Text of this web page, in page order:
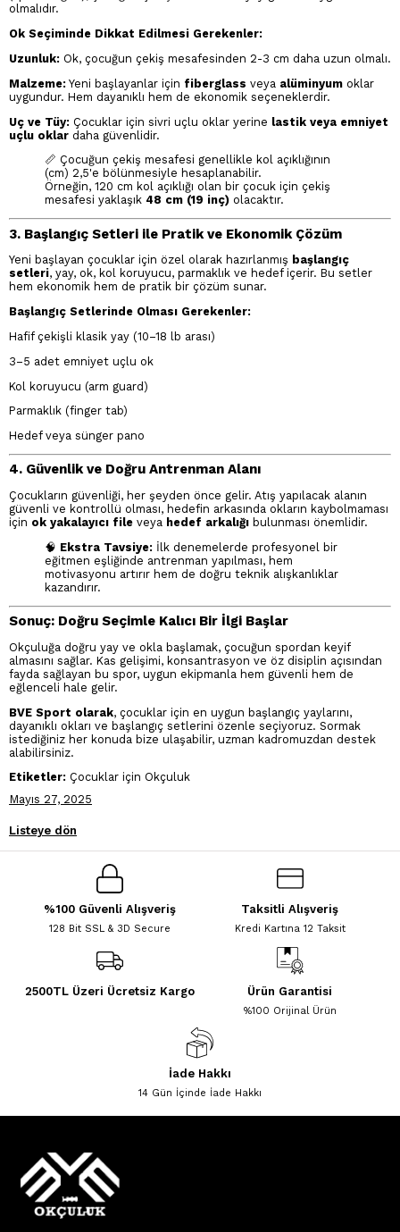
olmalıdır.
Ok Seçiminde Dikkat Edilmesi Gerekenler:
Uzunluk: Ok, çocuğun çekiş mesafesinden 2-3 cm daha uzun olmalı.
Malzeme: Yeni başlayanlar için fiberglass veya alüminyum oklar
uygundur. Hem dayanıklı hem de ekonomik seçeneklerdir.
Uç ve Tüy: Çocuklar için sivri uçlu oklar yerine lastik veya emniyet
uçlu oklar daha güvenlidir.
📏 Çocuğun çekiş mesafesi genellikle kol açıklığının
(cm) 2,5'e bölünmesiyle hesaplanabilir.
Örneğin, 120 cm kol açıklığı olan bir çocuk için çekiş
mesafesi yaklaşık 48 cm (19 inç) olacaktır.
3. Başlangıç Setleri ile Pratik ve Ekonomik Çözüm
Yeni başlayan çocuklar için özel olarak hazırlanmış başlangıç
setleri, yay, ok, kol koruyucu, parmaklık ve hedef içerir. Bu setler
hem ekonomik hem de pratik bir çözüm sunar.
Başlangıç Setlerinde Olması Gerekenler:
Hafif çekişli klasik yay (10–18 lb arası)
3–5 adet emniyet uçlu ok
Kol koruyucu (arm guard)
Parmaklık (finger tab)
Hedef veya sünger pano
4. Güvenlik ve Doğru Antrenman Alanı
Çocukların güvenliği, her şeyden önce gelir. Atış yapılacak alanın
güvenli ve kontrollü olması, hedefin arkasında okların kaybolmaması
için ok yakalayıcı file veya hedef arkalığı bulunması önemlidir.
🧠 Ekstra Tavsiye: İlk denemelerde profesyonel bir
eğitmen eşliğinde antrenman yapılması, hem
motivasyonu artırır hem de doğru teknik alışkanlıklar
kazandırır.
Sonuç: Doğru Seçimle Kalıcı Bir İlgi Başlar
Okçuluğa doğru yay ve okla başlamak, çocuğun spordan keyif
almasını sağlar. Kas gelişimi, konsantrasyon ve öz disiplin açısından
fayda sağlayan bu spor, uygun ekipmanla hem güvenli hem de
eğlenceli hale gelir.
BVE Sport olarak, çocuklar için en uygun başlangıç yaylarını,
dayanıklı okları ve başlangıç setlerini özenle seçiyoruz. Sormak
istediğiniz her konuda bize ulaşabilir, uzman kadromuzdan destek
alabilirsiniz.
Etiketler: Çocuklar için Okçuluk
Mayıs 27, 2025
Listeye dön
%100 Güvenli Alışveriş
128 Bit SSL & 3D Secure
Taksitli Alışveriş
Kredi Kartına 12 Taksit
2500TL Üzeri Ücretsiz Kargo Ürün Garantisi
%100 Orijinal Ürün
İade Hakkı
14 Gün İçinde İade Hakkı